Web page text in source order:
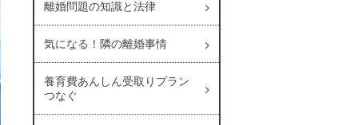
離婚問題の知識と法律
気になる！隣の離婚事情
養育費あんしん受取りプラン
つなぐ